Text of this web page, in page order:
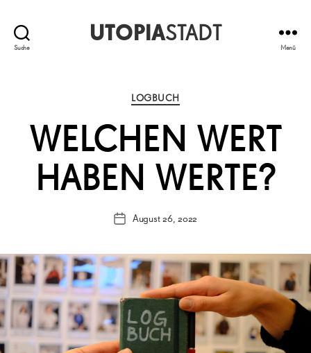
Suche
UTOPIASTADT
Menü
Kategorien
LOGBUCH
WELCHEN WERT
HABEN WERTE?
Veröffentlichungsdatum
August 26, 2022